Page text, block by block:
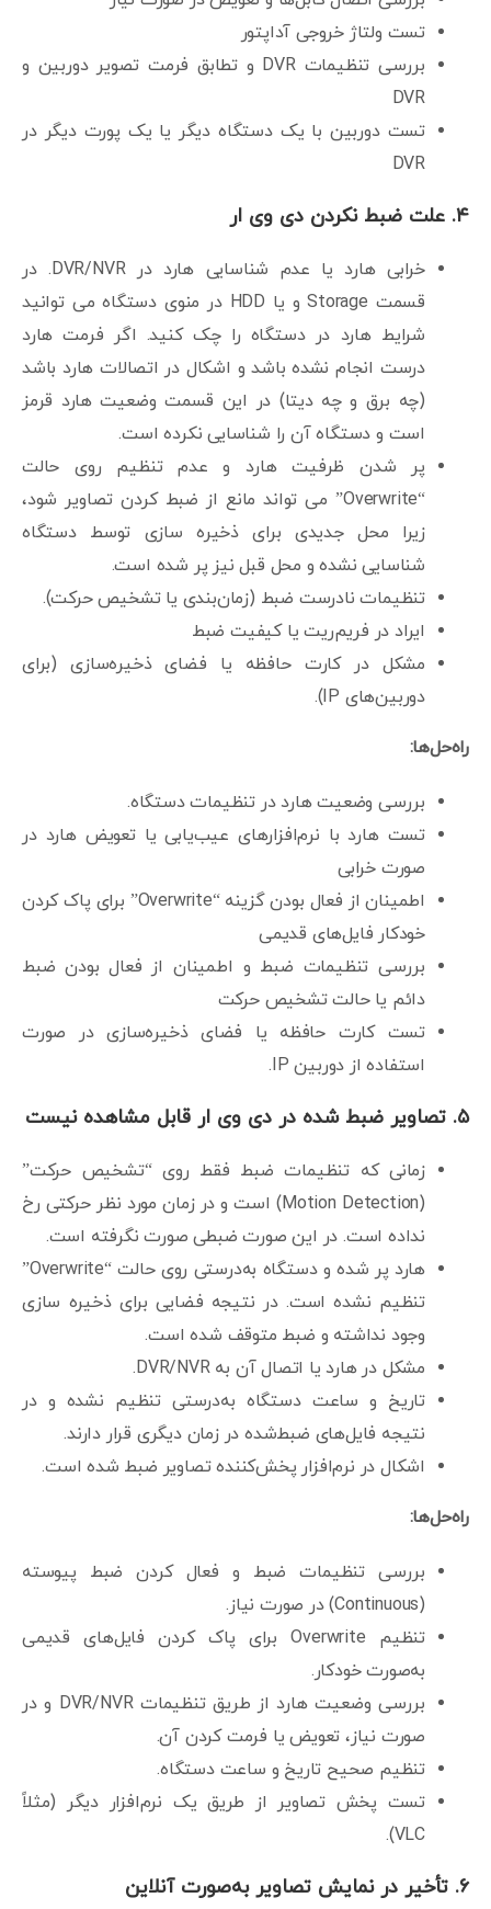
تست ولتاژ خروجی آداپتور
بررسی تنظیمات DVR و تطابق فرمت تصویر دوربین و
DVR
تست دوربین با یک دستگاه دیگر یا یک پورت دیگر در
DVR
۴. علت ضبط نکردن دی وی ار
خرابی هارد یا عدم شناسایی هارد در DVR/NVR. در
قسمت Storage و یا HDD در منوی دستگاه می توانید
شرایط هارد در دستگاه را چک کنید. اگر فرمت هارد
درست انجام نشده باشد و اشکال در اتصالات هارد باشد
(چه برق و چه دیتا) در این قسمت وضعیت هارد قرمز
است و دستگاه آن را شناسایی نکرده است.
پر شدن ظرفیت هارد و عدم تنظیم روی حالت
“Overwrite” می تواند مانع از ضبط کردن تصاویر شود،
زیرا محل جدیدی برای ذخیره سازی توسط دستگاه
شناسایی نشده و محل قبل نیز پر شده است.
تنظیمات نادرست ضبط (زمان‌بندی یا تشخیص حرکت).
ایراد در فریم‌ریت یا کیفیت ضبط
مشکل در کارت حافظه یا فضای ذخیره‌سازی (برای
دوربین‌های IP).
راه‌حل‌ها:
بررسی وضعیت هارد در تنظیمات دستگاه.
تست هارد با نرم‌افزارهای عیب‌یابی یا تعویض هارد در
صورت خرابی
اطمینان از فعال بودن گزینه “Overwrite” برای پاک کردن
خودکار فایل‌های قدیمی
بررسی تنظیمات ضبط و اطمینان از فعال بودن ضبط
دائم یا حالت تشخیص حرکت
تست کارت حافظه یا فضای ذخیره‌سازی در صورت
استفاده از دوربین IP.
۵. تصاویر ضبط شده در دی وی ار قابل مشاهده نیست
زمانی که تنظیمات ضبط فقط روی “تشخیص حرکت”
(Motion Detection) است و در زمان مورد نظر حرکتی رخ
نداده است. در این صورت ضبطی صورت نگرفته است.
هارد پر شده و دستگاه به‌درستی روی حالت “Overwrite”
تنظیم نشده است. در نتیجه فضایی برای ذخیره سازی
وجود نداشته و ضبط متوقف شده است.
مشکل در هارد یا اتصال آن به DVR/NVR.
تاریخ و ساعت دستگاه به‌درستی تنظیم نشده و در
نتیجه فایل‌های ضبط‌شده در زمان دیگری قرار دارند.
اشکال در نرم‌افزار پخش‌کننده تصاویر ضبط شده است.
راه‌حل‌ها:
بررسی تنظیمات ضبط و فعال کردن ضبط پیوسته
(Continuous) در صورت نیاز.
تنظیم Overwrite برای پاک کردن فایل‌های قدیمی
به‌صورت خودکار.
بررسی وضعیت هارد از طریق تنظیمات DVR/NVR و در
صورت نیاز، تعویض یا فرمت کردن آن.
تنظیم صحیح تاریخ و ساعت دستگاه.
تست پخش تصاویر از طریق یک نرم‌افزار دیگر (مثلاً
VLC).
۶. تأخیر در نمایش تصاویر به‌صورت آنلاین